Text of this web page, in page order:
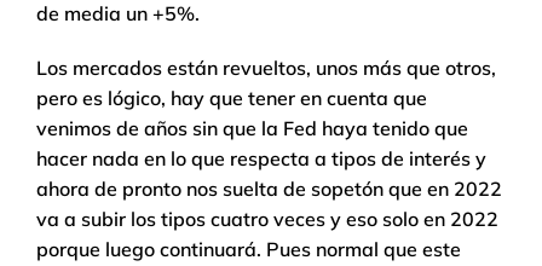
de media un +5%.
Los mercados están revueltos, unos más que otros,
pero es lógico, hay que tener en cuenta que
venimos de años sin que la Fed haya tenido que
hacer nada en lo que respecta a tipos de interés y
ahora de pronto nos suelta de sopetón que en 2022
va a subir los tipos cuatro veces y eso solo en 2022
porque luego continuará. Pues normal que este